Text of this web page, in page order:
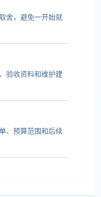
舍，避免一开始就
验收资料和维护建
、预算范围和后续